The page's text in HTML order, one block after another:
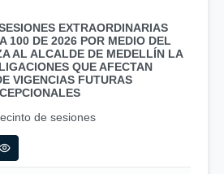
EXTRAORDINARIAS
100 DE 2026 POR MEDIO DEL
AL ALCALDE DE MEDELLÍN LA
QUE AFECTAN
VIGENCIAS FUTURAS
de sesiones